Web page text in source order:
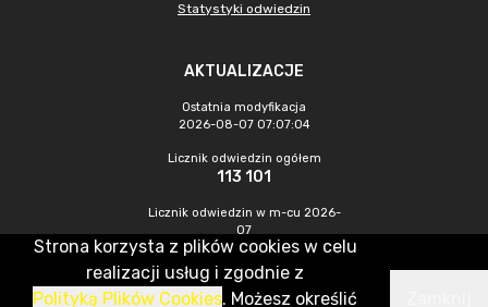
Statystyki odwiedzin
AKTUALIZACJE
Ostatnia modyfikacja
2026-08-07 07:07:04
Licznik odwiedzin ogółem
113 101
Licznik odwiedzin w m-cu 2026-
07
431
CMS & Hosting: Nefeni Sp. z o.o.
Strona korzysta z plików cookies w celu
realizacji usług i zgodnie z
Polityką Plików Cookies. Możesz określić